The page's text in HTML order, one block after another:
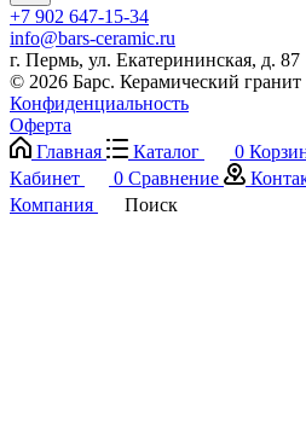
+7 902 647-15-34
info@bars-ceramic.ru
г. Пермь, ул. Екатерининская, д. 87
© 2026 Барс. Керамический гранит
Конфиденциальность
Оферта
Главная
Каталог 0
Кабинет
0 Сравнение
Компания
Поиск